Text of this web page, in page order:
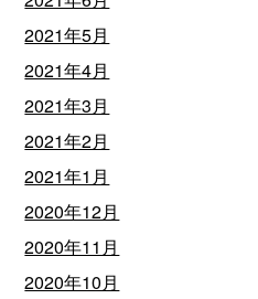
2021年5月
2021年4月
2021年3月
2021年2月
2021年1月
2020年12月
2020年11月
2020年10月